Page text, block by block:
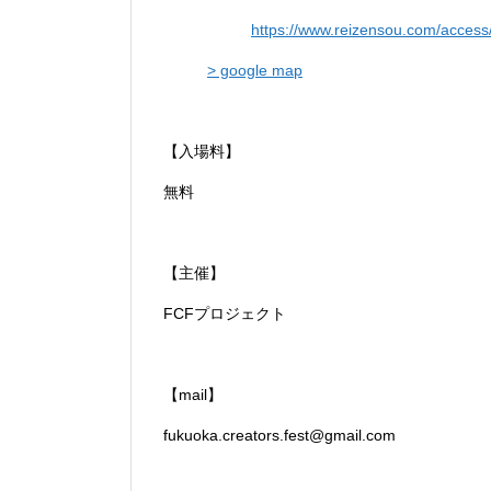
https://www.reizensou.com/
> google map
【入場料】
無料
【主催】
FCFプロジェクト
【mail】
fukuoka.creators.fest@gmail.com